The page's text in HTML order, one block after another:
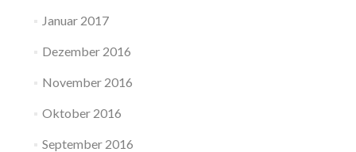
Januar 2017
Dezember 2016
November 2016
Oktober 2016
September 2016